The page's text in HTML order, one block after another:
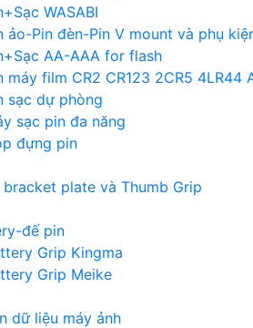
WASABI
ảo-Pin đèn-Pin V mount và phụ
AA-AAA for flash
máy film CR2 CR123 2CR5 4LR44
sạc dự phòng
sạc pin đa năng
đựng pin
plate và Thumb Grip
đế pin
Grip Kingma
Grip Meike
dữ liệu máy ảnh